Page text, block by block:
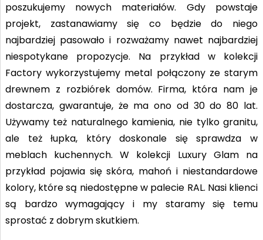
poszukujemy nowych materiałów. Gdy powstaje
projekt, zastanawiamy się co będzie do niego
najbardziej pasowało i rozważamy nawet najbardziej
niespotykane propozycje. Na przykład w kolekcji
Factory wykorzystujemy metal połączony ze starym
drewnem z rozbiórek domów. Firma, która nam je
dostarcza, gwarantuje, że ma ono od 30 do 80 lat.
Używamy też naturalnego kamienia, nie tylko granitu,
ale też łupka, który doskonale się sprawdza w
meblach kuchennych. W kolekcji Luxury Glam na
przykład pojawia się skóra, mahoń i niestandardowe
kolory, które są niedostępne w palecie RAL. Nasi klienci
są bardzo wymagający i my staramy się temu
sprostać z dobrym skutkiem.